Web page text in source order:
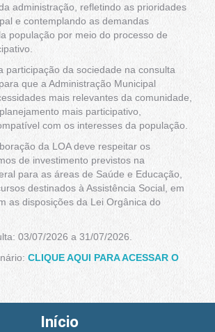
administração, refletindo as prioridades
e contemplando as demandas
população por meio do processo de
participação da sociedade na consulta
que a Administração Municipal
mais relevantes da comunidade,
mais participativo,
com os interesses da população.
da LOA deve respeitar os
de investimento previstos na
para as áreas de Saúde e Educação,
destinados à Assistência Social, em
as disposições da Lei Orgânica do
03/07/2026 a 31/07/2026.
CLIQUE AQUI PARA ACESSAR O
Início